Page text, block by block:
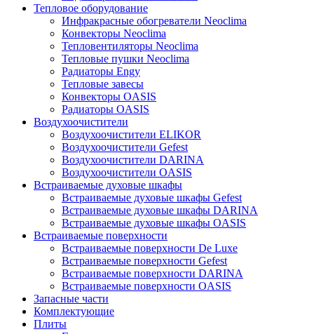
Тепловое оборудование
Инфракрасные обогреватели Neoclima
Конвекторы Neoclima
Тепловентиляторы Neoclima
Тепловые пушки Neoclima
Радиаторы Engy
Тепловые завесы
Конвекторы OASIS
Радиаторы OASIS
Воздухоочистители
Воздухоочистители ELIKOR
Воздухоочистители Gefest
Воздухоочистители DARINA
Воздухоочистители OASIS
Встраиваемые духовые шкафы
Встраиваемые духовые шкафы Gefest
Встраиваемые духовые шкафы DARINA
Встраиваемые духовые шкафы OASIS
Встраиваемые поверхности
Встраиваемые поверхности De Luxe
Встраиваемые поверхности Gefest
Встраиваемые поверхности DARINA
Встраиваемые поверхности OASIS
Запасные части
Комплектующие
Плиты